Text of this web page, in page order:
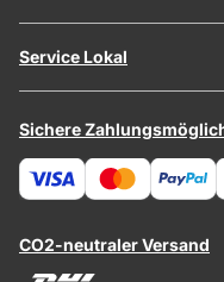
Service Lokal
Sichere
CO2-neutraler Versand